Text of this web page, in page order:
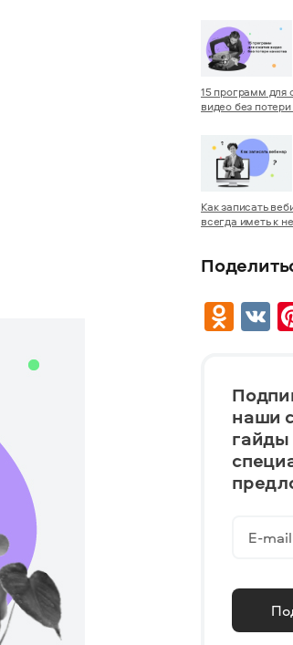
15 программ для
видео без
Как записать
всегда иметь к
наши
гайды